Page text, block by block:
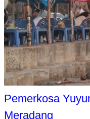
Pemerkosa
Meradang